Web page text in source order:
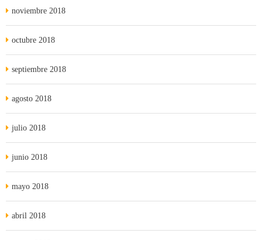
noviembre 2018
octubre 2018
septiembre 2018
agosto 2018
julio 2018
junio 2018
mayo 2018
abril 2018